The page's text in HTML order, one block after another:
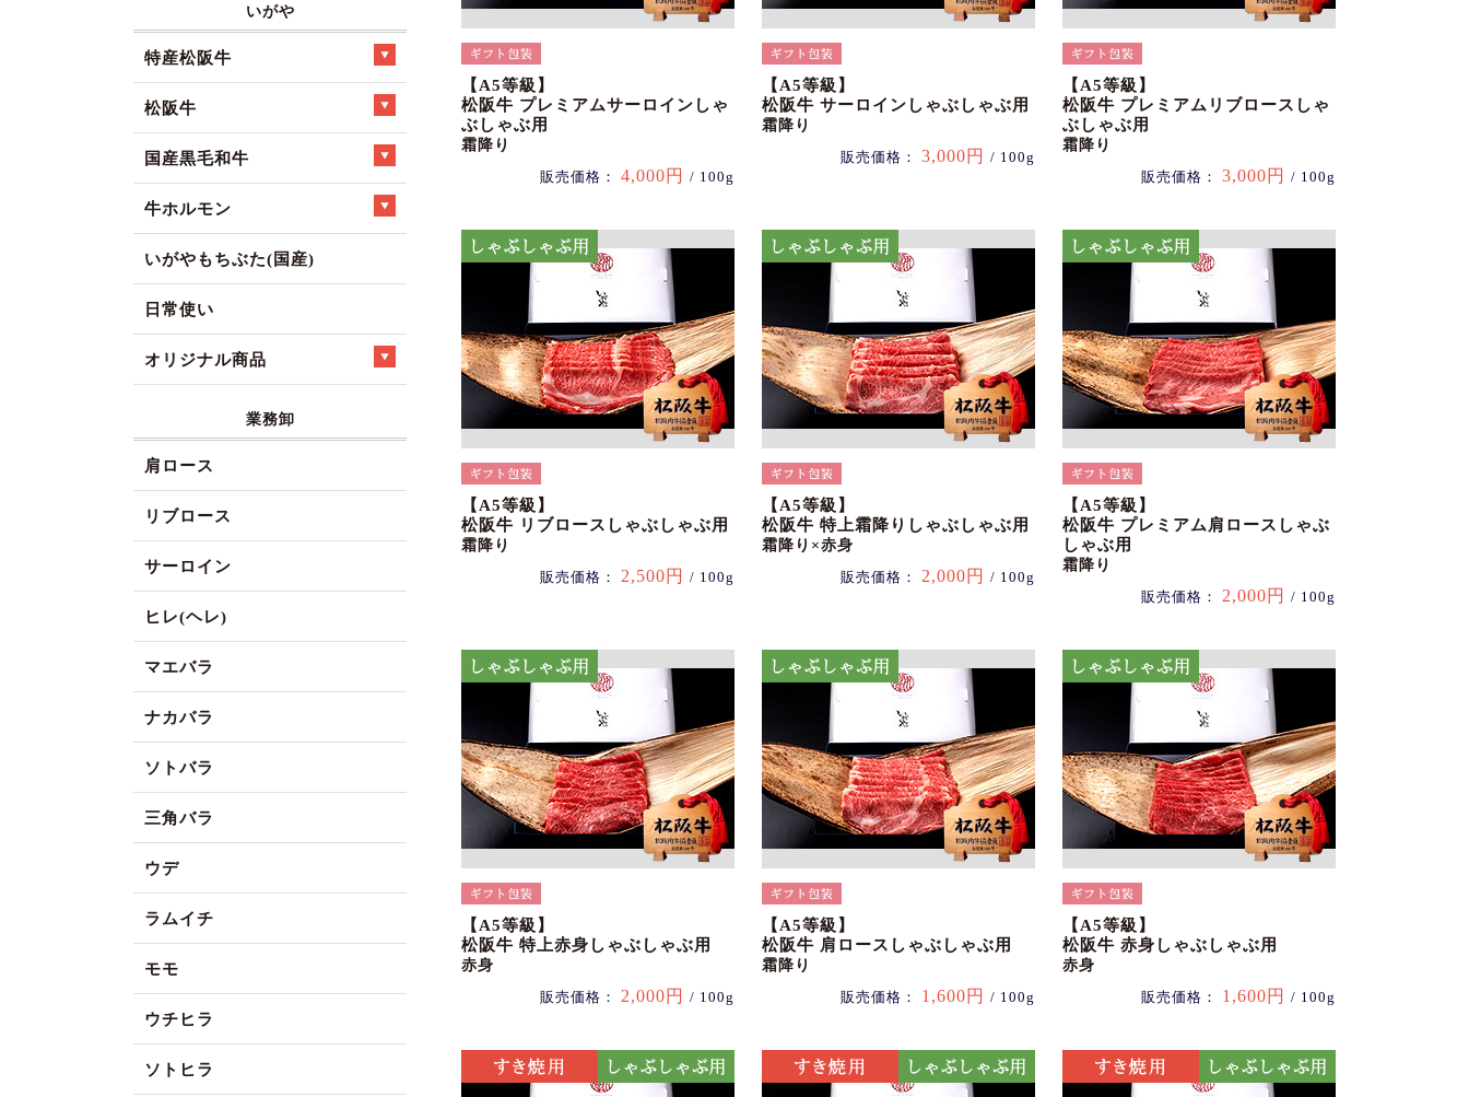
【A5等級】
松阪牛 プレミアムサーロインしゃ
ぶしゃぶ用
霜降り
販売価格： 4,000円 / 100g
【A5等級】
松阪牛 サーロインしゃぶしゃぶ用
霜降り
販売価格： 3,000円 / 100g
【A5等級】
松阪牛 プレミアムリブロースしゃ
ぶしゃぶ用
霜降り
販売価格： 3,000円 / 100g
【A5等級】
松阪牛 リブロースしゃぶしゃぶ用
霜降り
販売価格： 2,500円 / 100g
【A5等級】
松阪牛 特上霜降りしゃぶしゃぶ用
霜降り×赤身
販売価格： 2,000円 / 100g
【A5等級】
松阪牛 プレミアム肩ロースしゃぶ
しゃぶ用
霜降り
販売価格： 2,000円 / 100g
【A5等級】
松阪牛 特上赤身しゃぶしゃぶ用
赤身
販売価格： 2,000円 / 100g
【A5等級】
松阪牛 肩ロースしゃぶしゃぶ用
霜降り
販売価格： 1,600円 / 100g
【A5等級】
松阪牛 赤身しゃぶしゃぶ用
赤身
販売価格： 1,600円 / 100g
いがや
特産松阪牛
松阪牛
国産黒毛和牛
牛ホルモン
いがやもちぶた(国産)
日常使い
オリジナル商品
業務卸
肩ロース
リブロース
サーロイン
ヒレ(ヘレ)
マエバラ
ナカバラ
ソトバラ
三角バラ
ウデ
ラムイチ
モモ
ウチヒラ
ソトヒラ